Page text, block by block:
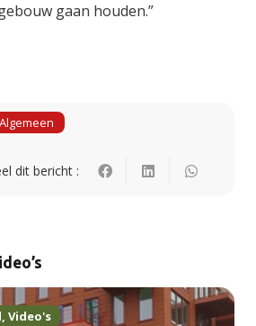
gaan houden.”
Algemeen
dit bericht :
, Video's